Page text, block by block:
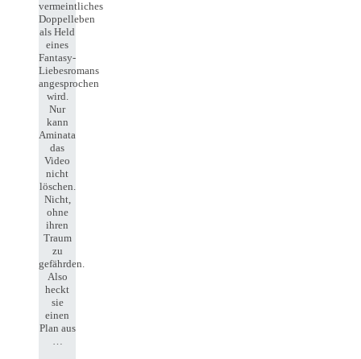
vermeintliches
Doppelleben
als Held
eines
Fantasy-
Liebesromans
angesprochen
wird.
Nur
kann
Aminata
das
Video
nicht
löschen.
Nicht,
ohne
ihren
Traum
zu
gefährden.
Also
heckt
sie
einen
Plan aus